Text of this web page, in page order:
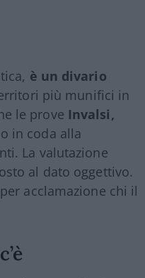
è un divario
più munifici in
le prove Invalsi,
in coda alla
La valutazione
al dato oggettivo.
acclamazione chi il